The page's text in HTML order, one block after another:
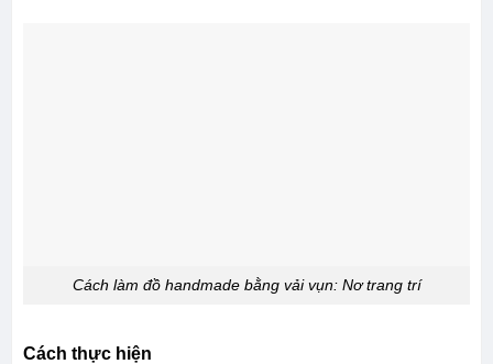
Cách làm đồ handmade bằng vải vụn: Nơ trang trí
Cách thực hiện